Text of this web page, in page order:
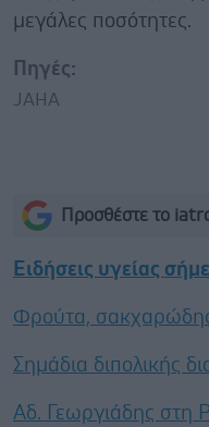
μεγάλες ποσότητες.
Πηγές:
JAHA
Προσθέστε το
Ειδήσεις υγείας
Φρούτα, σακχαρώδης
Σημάδια διπολικής
Αδ. Γεωργιάδης στη